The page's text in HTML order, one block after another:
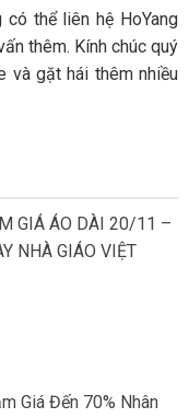
có thể liên hệ HoYang
thêm. Kính chúc quý
và gặt hái thêm nhiều
GIÁ ÁO DÀI 20/11 –
NHÀ GIÁO VIỆT
Giá Đến 70% Nhân